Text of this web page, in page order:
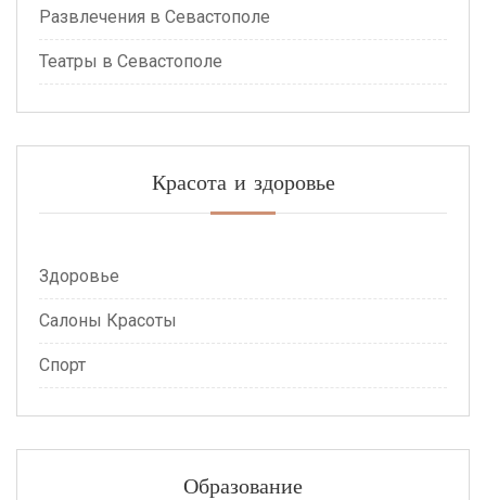
Развлечения в Севастополе
Театры в Севастополе
Красота и здоровье
Здоровье
Салоны Красоты
Спорт
Образование